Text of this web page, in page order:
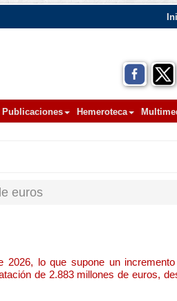
Publicaciones Hemeroteca
euros
lo que supone un
de 2.883 millones de euros,